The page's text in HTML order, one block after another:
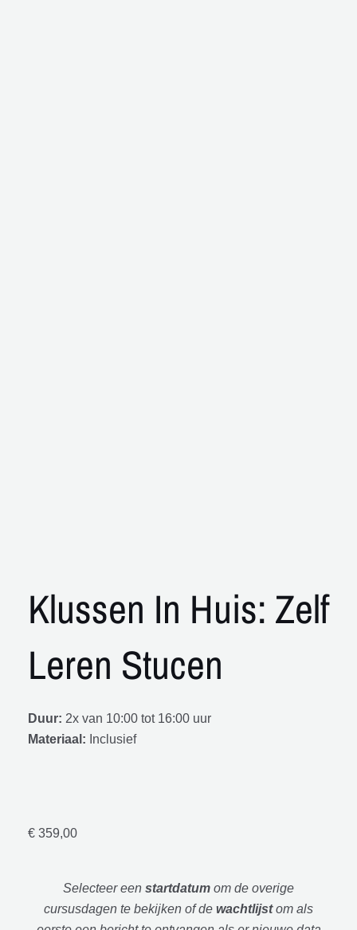
Klussen In Huis: Zelf
Leren Stucen
Duur: 2x van 10:00 tot 16:00 uur
Materiaal: Inclusief
€ 359,00
Selecteer een startdatum om de overige
cursusdagen te bekijken of de wachtlijstom als